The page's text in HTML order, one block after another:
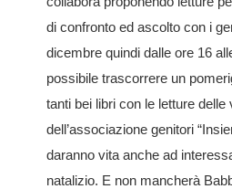
di confronto ed ascolto con i
dicembre quindi dalle ore 16
possibile trascorrere un
tanti bei libri con le letture delle
dell’associazione genitori
daranno vita anche ad
natalizio. E non mancherà